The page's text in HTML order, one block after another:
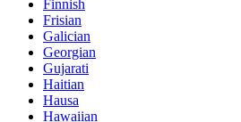
Finnish
Frisian
Galician
Georgian
Gujarati
Haitian
Hausa
Hawaiian